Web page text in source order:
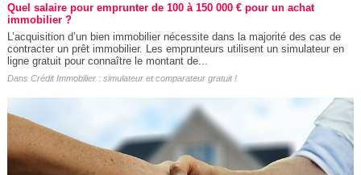
Quel salaire pour emprunter de 100 à 150 000 € pour un achat
immobilier ?
L’acquisition d’un bien immobilier nécessite dans la majorité des cas de
contracter un prêt immobilier. Les emprunteurs utilisent un simulateur en
ligne gratuit pour connaître le montant de...
Dans Crédit Immobilier : simulateur et comparateur gratuit !